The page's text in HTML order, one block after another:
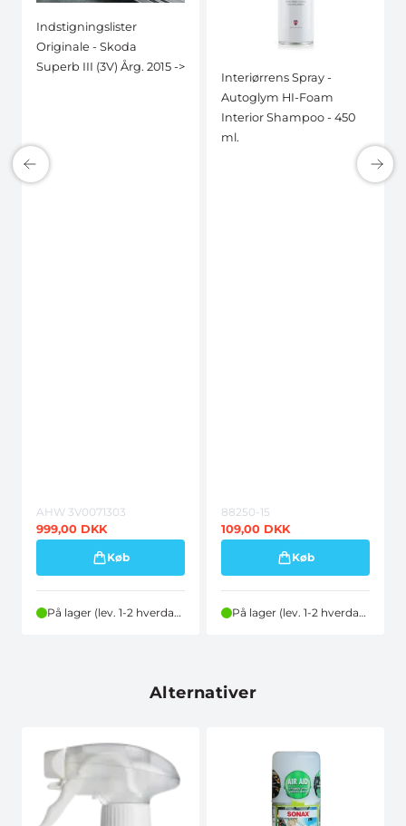
Indstigningslister
Originale - Skoda
Superb III (3V) Årg. 2015 ->
AHW 3V0071303
999,00 DKK
Køb
På lager (lev. 1-2 hverdage)
Interiørrens Spray -
Autoglym HI-Foam
Interior Shampoo - 450
ml.
88250-15
109,00 DKK
Køb
På lager (lev. 1-2 hverdage)
Alternativer